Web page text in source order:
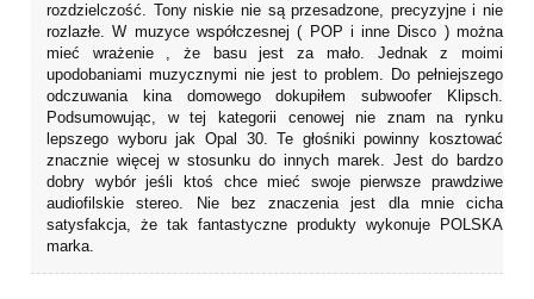
rozdzielczość. Tony niskie nie są przesadzone, precyzyjne i nie
rozlazłe. W muzyce współczesnej ( POP i inne Disco ) można
mieć wrażenie , że basu jest za mało. Jednak z moimi
upodobaniami muzycznymi nie jest to problem. Do pełniejszego
odczuwania kina domowego dokupiłem subwoofer Klipsch.
Podsumowując, w tej kategorii cenowej nie znam na rynku
lepszego wyboru jak Opal 30. Te głośniki powinny kosztować
znacznie więcej w stosunku do innych marek. Jest do bardzo
dobry wybór jeśli ktoś chce mieć swoje pierwsze prawdziwe
audiofilskie stereo. Nie bez znaczenia jest dla mnie cicha
satysfakcja, że tak fantastyczne produkty wykonuje POLSKA
marka.